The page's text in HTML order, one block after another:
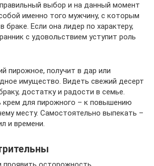
выбор и на данный момент
именно того мужчину, с которым
браке. Если она лидер по характеру,
с удовольствием уступит роль
пирожное, получит в дар или
имущество. Видеть свежий десерт
достатку и радости в семье.
крем для пирожного – к повышению
месту. Самостоятельно выпекать –
и времени.